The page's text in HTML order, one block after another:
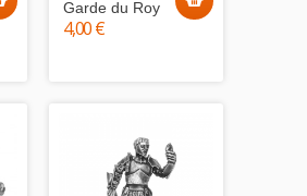
Garde du Roy
4,00 €